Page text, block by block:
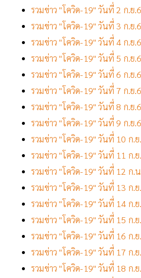
รวมข่าว "โควิด-19" วันที่ 2 ก.ย
รวมข่าว "โควิด-19" วันที่ 3 ก.ย
รวมข่าว "โควิด-19" วันที่ 4 ก.ย
รวมข่าว "โควิด-19" วันที่ 5 ก.ย
รวมข่าว "โควิด-19" วันที่ 6 ก.ย
รวมข่าว "โควิด-19" วันที่ 7 ก.ย
รวมข่าว "โควิด-19" วันที่ 8 ก.ย
รวมข่าว "โควิด-19" วันที่ 9 ก.ย
รวมข่าว "โควิด-19" วันที่ 10 ก.
รวมข่าว "โควิด-19" วันที่ 11 ก.
รวมข่าว "โควิด-19" วันที่ 12 ก.
รวมข่าว "โควิด-19" วันที่ 13 ก.
รวมข่าว "โควิด-19" วันที่ 14 ก.
รวมข่าว "โควิด-19" วันที่ 15 ก.
รวมข่าว "โควิด-19" วันที่ 16 ก.
รวมข่าว "โควิด-19" วันที่ 17 ก.
รวมข่าว "โควิด-19" วันที่ 18 ก.